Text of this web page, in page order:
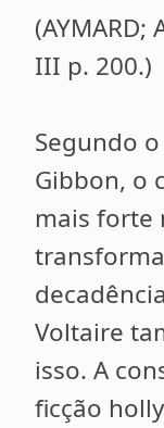
(AYMARD;
III p. 200.)
Segundo
Gibbon, o
mais forte
Voltaire
isso. A
ficção